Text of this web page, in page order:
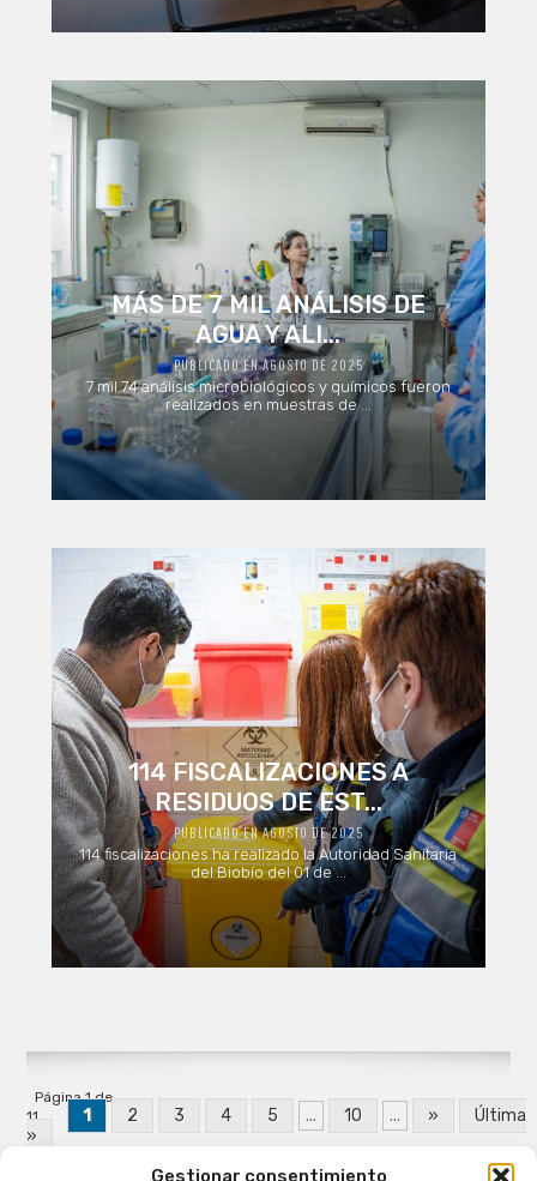
Gestionar consentimiento
MÁS DE 7 MIL ANÁLISIS DE
AGUA Y ALI...
PUBLICADO EN AGOSTO DE 2025
7 mil 74 análisis microbiológicos y químicos fueron
realizados en muestras de ...
114 FISCALIZACIONES A
RESIDUOS DE EST...
PUBLICADO EN AGOSTO DE 2025
114 fiscalizaciones ha realizado la Autoridad Sanitaria
del Biobío del 01 de ...
Página 1 de
11
1 2 3 4 5 ... 10 ... »
Última
»